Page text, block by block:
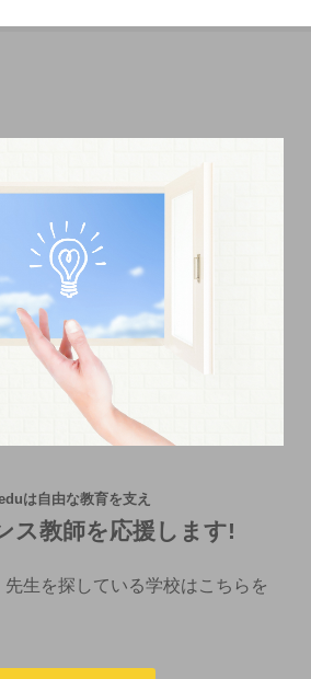
は自由な教育を支え
ス教師を応援します!
生を探している学校はこちらを